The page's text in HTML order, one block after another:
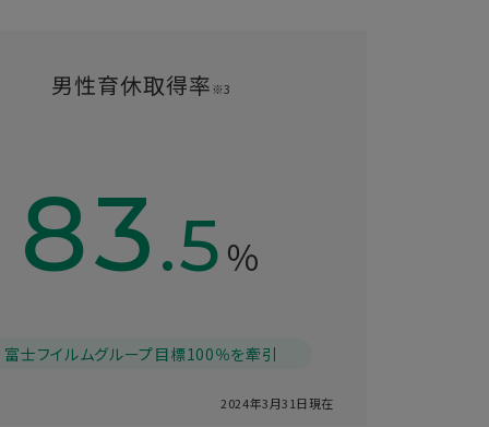
男性育休取得率※3
83.5％
富士フイルムグループ目標100％を牽引
2024年3月31日現在